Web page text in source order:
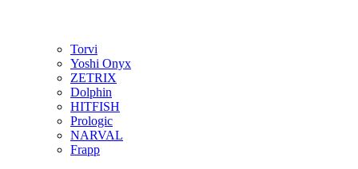
Torvi
Yoshi Onyx
ZETRIX
Dolphin
HITFISH
Prologic
NARVAL
Frapp